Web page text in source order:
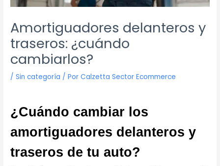
Amortiguadores delanteros y
traseros: ¿cuándo
cambiarlos?
/Sin categoría / PorCalzetta Sector Ecommerce
¿Cuándo cambiar los
amortiguadores delanteros y
traseros de tu auto?